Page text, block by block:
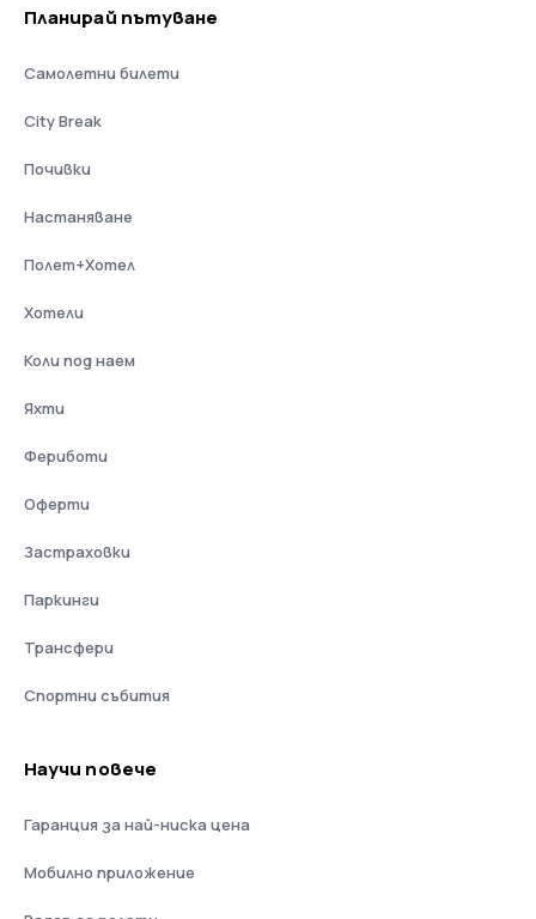
Планирай пътуване
Самолетни билети
City Break
Почивки
Настаняване
Полет+Хотел
Хотели
Коли под наем
Яхти
Фериботи
Оферти
Застраховки
Паркинги
Трансфери
Спортни събития
Научи повече
Гаранция за най-ниска цена
Мобилно приложение